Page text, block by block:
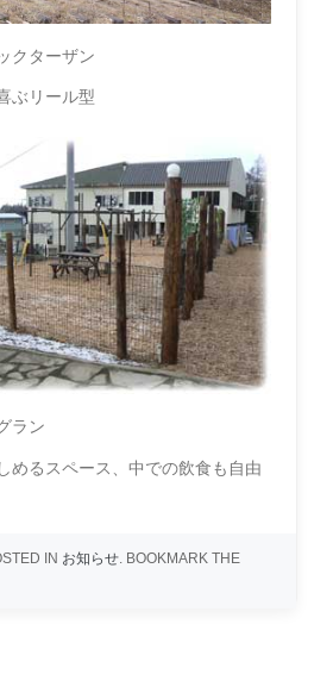
クターザン
ぶリール型
ラン
めるスペース、中での飲食も自由
IN お知らせ . BOOKMARK THE